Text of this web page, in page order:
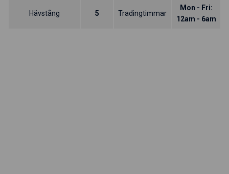
Hävstång 5 Tradingtimmar
Mon - Fri:
12am - 6am